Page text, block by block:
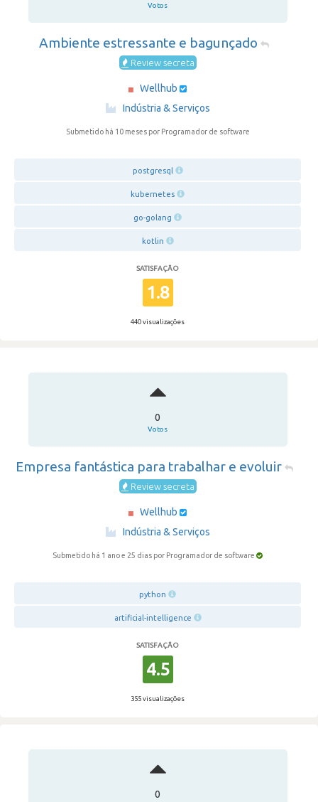
Votos
Ambiente estressante e bagunçado
Review secreta
Wellhub
Indústria & Serviços
Submetido há 10 meses por Programador de software
postgresql
kubernetes
go-golang
kotlin
SATISFAÇÃO
1.8
440 visualizações
0
Votos
Empresa fantástica para trabalhar e evoluir
Review secreta
Wellhub
Indústria & Serviços
Submetido há 1 ano e 25 dias por Programador de software
python
artificial-intelligence
SATISFAÇÃO
4.5
355 visualizações
0